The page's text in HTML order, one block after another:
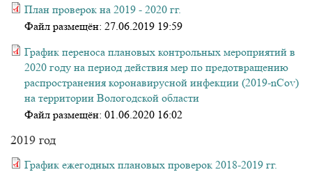
План проверок на 2019 - 2020 гг.
Файл размещён: 27.06.2019 19:59
График переноса плановых контрольных мероприятий в
2020 году на период действия мер по предотвращению
распространения коронавирусной инфекции (2019-nCov)
на территории Вологодской области
Файл размещён: 01.06.2020 16:02
2019 год
График ежегодных плановых проверок 2018-2019 гг.